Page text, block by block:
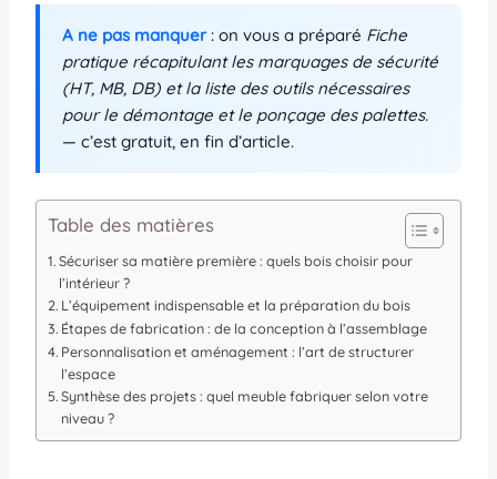
A ne pas manquer: on vous a préparé Fiche
pratique récapitulant les marquages de sécurité
(HT, MB, DB) et la liste des outils nécessaires
pour le démontage et le ponçage des palettes.
— c’est gratuit, en fin d’article.
Table des matières
Sécuriser sa matière première : quels bois choisir pour
l’intérieur ?
L’équipement indispensable et la préparation du bois
Étapes de fabrication : de la conception à l’assemblage
Personnalisation et aménagement : l’art de structurer
l’espace
Synthèse des projets : quel meuble fabriquer selon votre
niveau ?